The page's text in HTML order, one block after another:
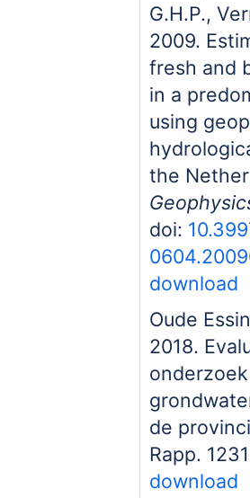
G.H.P.,
2009.
fresh and
in a
using
the
doi:
download
Oude
2018.
de
Rapp.
download